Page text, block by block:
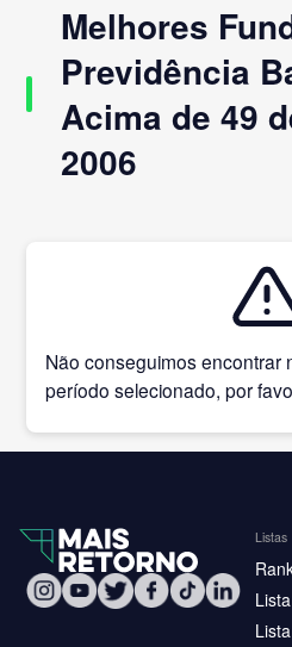
Melhores
Previdência
Acima de 49
2006
Não conseguimos encontrar
período selecionado, por
Listas